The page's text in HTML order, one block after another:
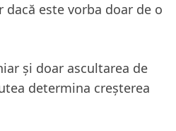
este vorba doar de o
și doar ascultarea de
determina creșterea